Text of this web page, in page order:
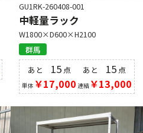
GU1RK-260408-001
中軽量ラック
W1800×D600×H2100
群馬
あと 15点
単体 ￥17,000
あと 15 点
連結￥13,000